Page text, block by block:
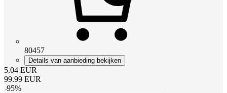
80457
Details van aanbieding bekijken
5.04 EUR
99.99 EUR
-95%